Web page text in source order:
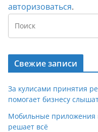
авторизоваться.
Свежие записи
За кулисами принятия
помогает бизнесу
Мобильные приложения
решает всё